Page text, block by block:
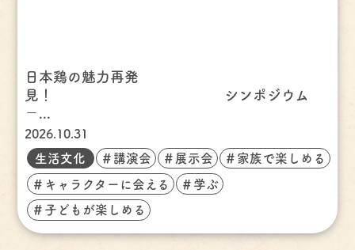
日本鶏の魅力再発
見！ シンポジウム
－...
2026.10.31
生活文化 ＃講演会 ＃展示会 ＃家族で楽しめる
＃キャラクターに会える ＃学ぶ
＃子どもが楽しめる